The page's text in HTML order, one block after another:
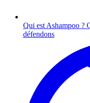
Qui est Ashampoo ?
défendons